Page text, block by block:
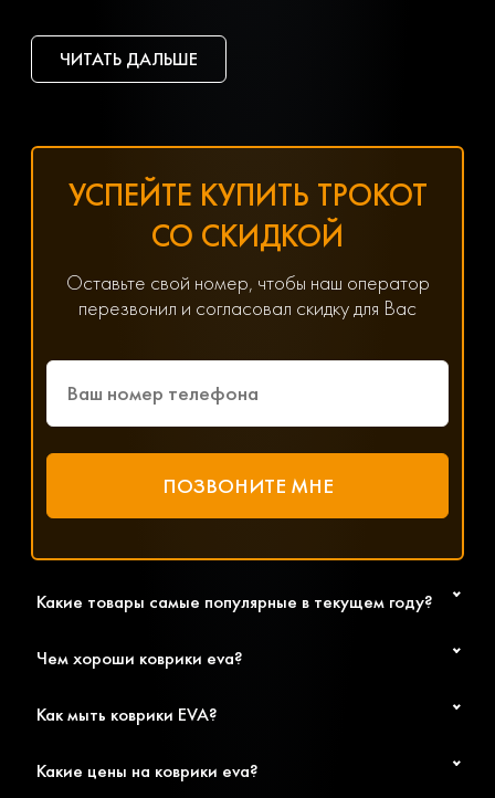
достаточно «отбить» его струей воды на автомойке или из
дворового шланга.
коврика под салон с любым дизайном.
Чтобы заказать недорогие ЕВА коврики для Hyundai
Solaris (2) (2017-наст.время), оформите заявку, заполнив
Хотите получить помощь в подборе товаров? Наш
специалист всегда на связи! Позвоните по телефону
8(800) 600-89-40, 8(495) 445-55-08 или напишите в
мессенджер WhatsApp, Viber или Telegram. Менеджер
решит любой возникший вопрос, связанный с
ЧИТАТЬ ДАЛЬШЕ
УСПЕЙТЕ КУПИТЬ ТРОКОТ
СО СКИДКОЙ
Оставьте свой номер, чтобы наш оператор
перезвонил и согласовал скидку для Вас
Какие товары самые популярные в текущем году?
Чем хороши коврики eva?
Как мыть коврики EVA?
Какие цены на коврики eva?